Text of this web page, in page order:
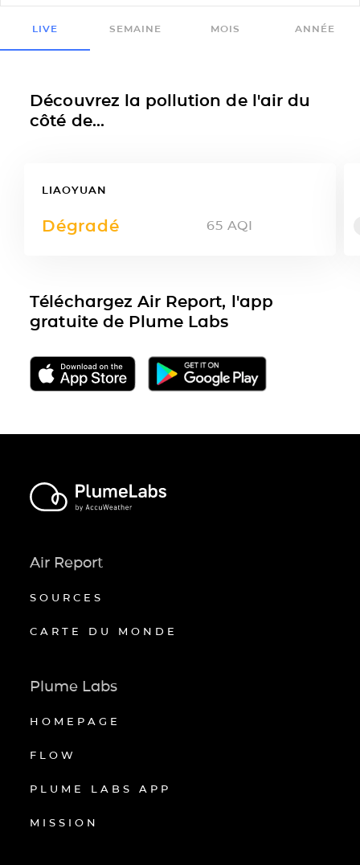
LIVE SEMAINE MOIS ANNÉE
Découvrez la pollution de l'air du
côté de...
LIAOYUAN
Dégradé 65 AQI
Téléchargez Air Report, l'app
gratuite de Plume Labs
Air Report
SOURCES
CARTE DU MONDE
Plume Labs
HOMEPAGE
FLOW
PLUME LABS APP
MISSION